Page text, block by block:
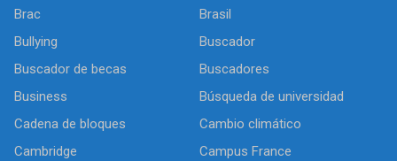
Brac
Brasil
Bullying
Buscador
Buscador de becas
Buscadores
Business
Búsqueda de universidad
Cadena de bloques
Cambio climático
Cambridge
Campus France